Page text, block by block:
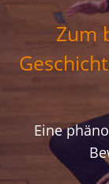
Zum
Eine